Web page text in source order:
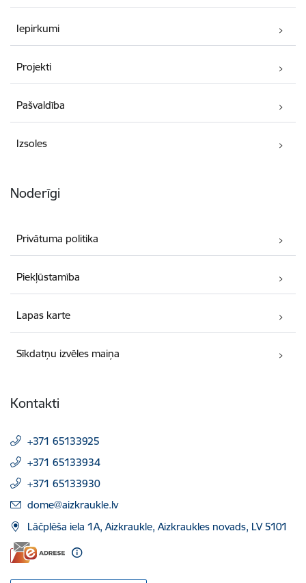
Iepirkumi
Projekti
Pašvaldība
Izsoles
Noderīgi
Privātuma politika
Piekļūstamība
Lapas karte
Sīkdatņu izvēles maiņa
Kontakti
+371 65133925
+371 65133934
+371 65133930
E-pasts:
dome@aizkraukle.lv
Lāčplēša iela 1A, Aizkraukle, Aizkraukles novads, LV 5101